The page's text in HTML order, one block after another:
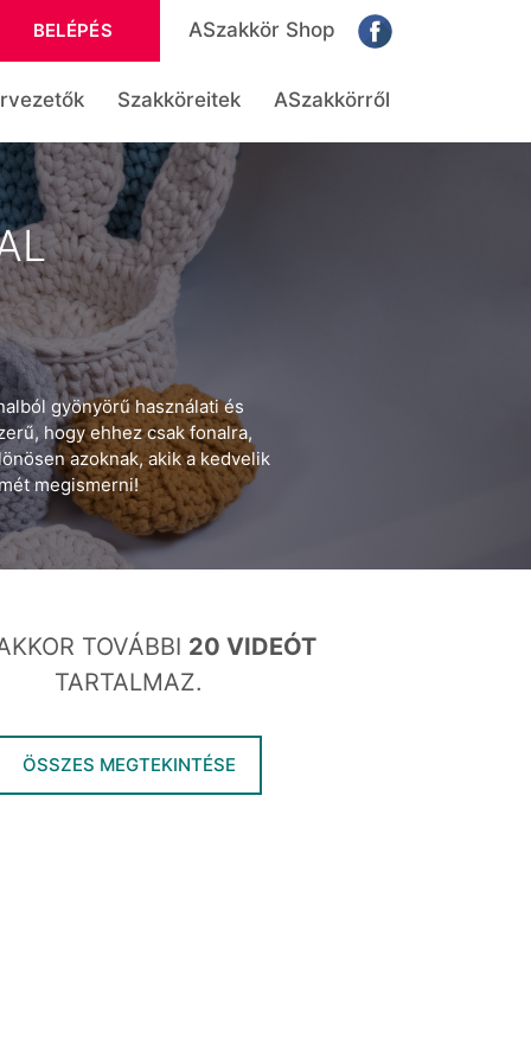
BELÉPÉS ASzakkör Shop
Szakköreitek ASzakkörről
gyönyörű használati és
hogy ehhez csak fonalra,
azoknak, akik a kedvelik
megismerni!
TOVÁBBI 20 VIDEÓT
TARTALMAZ.
ÖSSZES MEGTEKINTÉSE